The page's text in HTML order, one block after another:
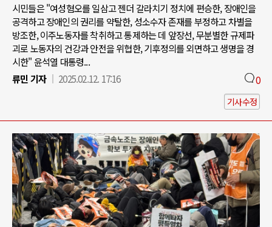
시민들은 "여성혐오를 일삼고 젠더 갈라치기 정치에 편승한, 장애인을
공격하고 장애인의 권리를 약탈한, 성소수자 존재를 부정하고 차별을
방조한, 이주노동자를 착취하고 통제하는 데 앞장선, 무분별한 규제파
괴로 노동자의 건강과 안전을 위협한, 기후정의를 외면하고 생명을 경
시한" 윤석열 대통령...
류민 기자
2025.02.12. 17:16 0
기사수정